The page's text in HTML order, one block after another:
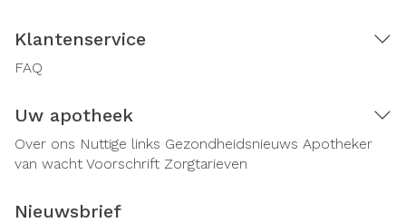
Klantenservice
FAQ
Uw apotheek
Over ons Nuttige links Gezondheidsnieuws Apotheker
van wacht Voorschrift Zorgtarieven
Nieuwsbrief